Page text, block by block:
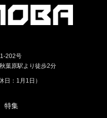
202号
葉原駅より徒歩2分
：1月1日）
特集